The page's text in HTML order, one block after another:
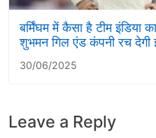
बर्मिंघम में कैसा है टीम इंडिया
शुभमन गिल एंड कंपनी रच देगी
30/06/2025
Leave a Reply